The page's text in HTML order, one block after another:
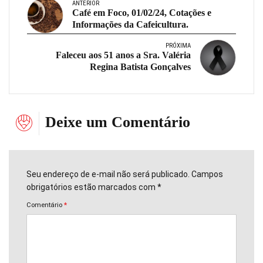
ANTERIOR
Café em Foco, 01/02/24, Cotações e
Informações da Cafeicultura.
PRÓXIMA
Faleceu aos 51 anos a Sra. Valéria
Regina Batista Gonçalves
Deixe um Comentário
Seu endereço de e-mail não será publicado. Campos
obrigatórios estão marcados com *
Comentário *